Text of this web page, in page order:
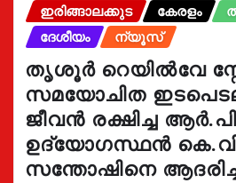
ഇരിങ്ങാലക്കുട കേരളം
ദേശീയം
ന്യൂസ്
തൃശൂർ റെയിൽവേ
സമയോചിത
ജീവൻ രക്ഷിച്ച
ഉദ്യോഗസ്ഥൻ
സന്തോഷിനെ